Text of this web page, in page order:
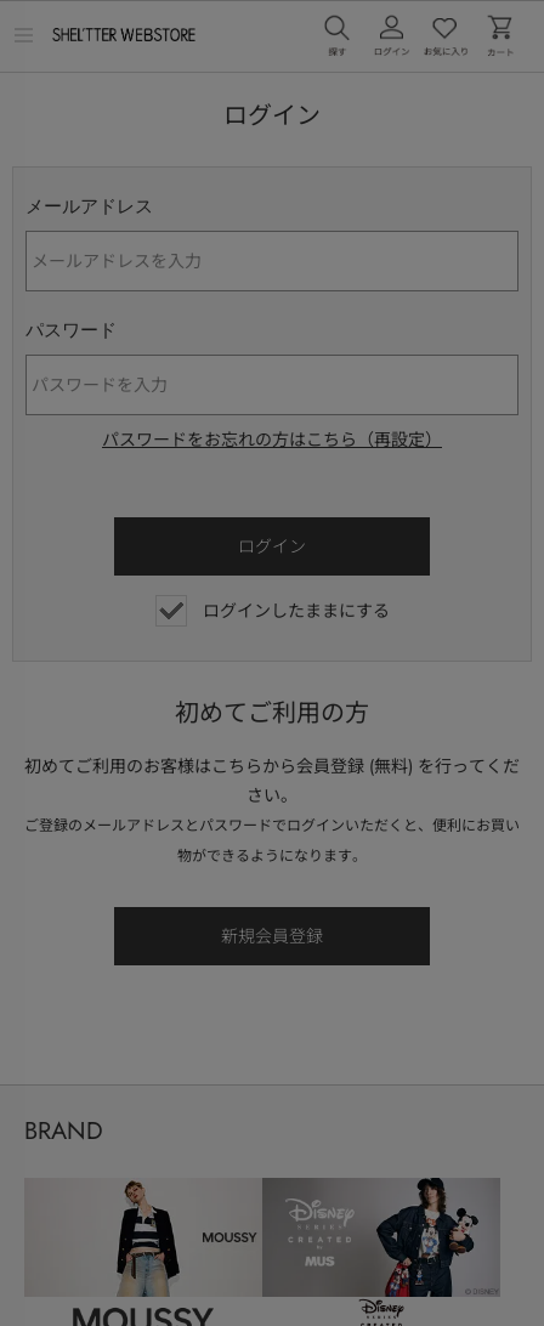
ログイン
メールアドレス
パスワード
パスワードをお忘れの方はこちら（再設定）
ログインしたままにする
初めてご利用の方
初めてご利用のお客様はこちらから会員登録 (無料) を行ってくだ
さい。
ご登録のメールアドレスとパスワードでログインいただくと、便利にお買い
物ができるようになります。
BRAND